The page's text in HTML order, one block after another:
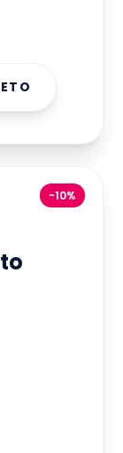
-10%